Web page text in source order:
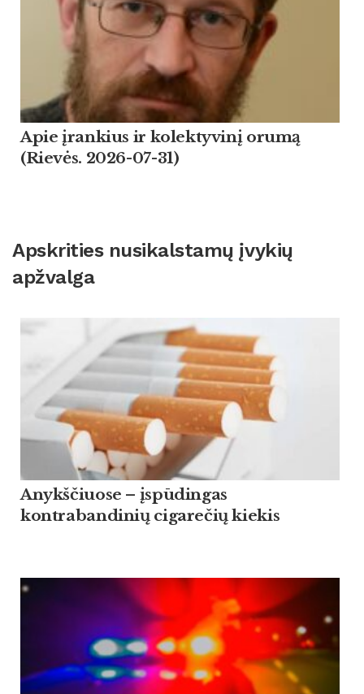
Apie įrankius ir kolektyvinį orumą
(Rievės. 2026-07-31)
Apskrities nusikalstamų įvykių
apžvalga
Anykščiuose – įspūdingas
kontrabandinių cigarečių kiekis